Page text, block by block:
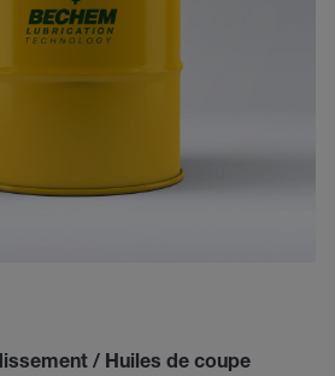
/ Huiles de coupe